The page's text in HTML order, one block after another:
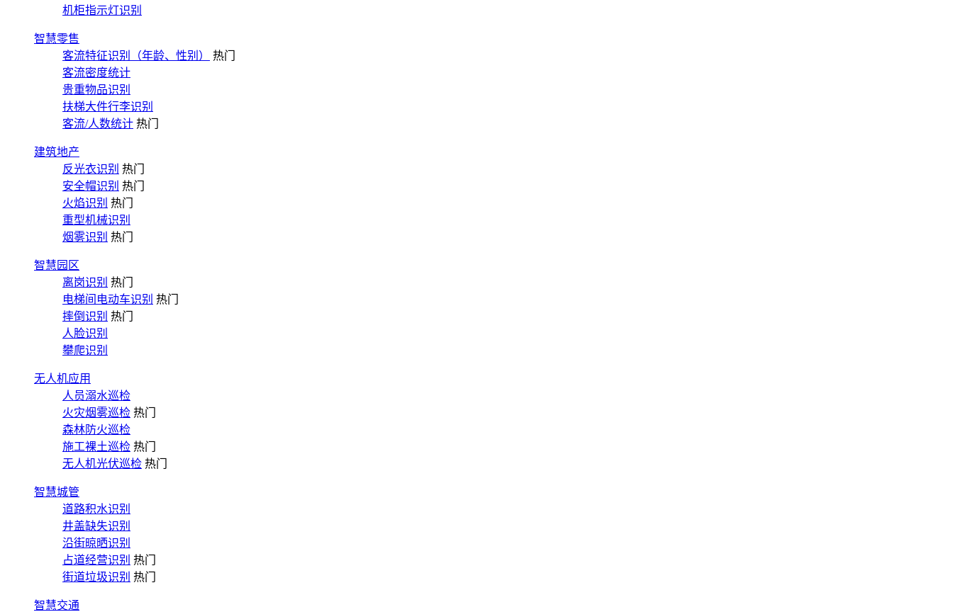
机柜指示灯识别
智慧零售
客流特征识别（年龄、性别）
热门
客流密度统计
贵重物品识别
扶梯大件行李识别
客流/人数统计 热门
建筑地产
反光衣识别 热门
安全帽识别 热门
火焰识别 热门
重型机械识别
烟雾识别 热门
智慧园区
离岗识别 热门
电梯间电动车识别 热门
摔倒识别 热门
人脸识别
攀爬识别
无人机应用
人员溺水巡检
火灾烟雾巡检 热门
森林防火巡检
施工裸土巡检 热门
无人机光伏巡检 热门
智慧城管
道路积水识别
井盖缺失识别
沿街晾晒识别
占道经营识别 热门
街道垃圾识别 热门
智慧交通